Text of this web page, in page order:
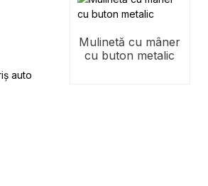
auto
Mulinetă cu mâner
cu buton metalic